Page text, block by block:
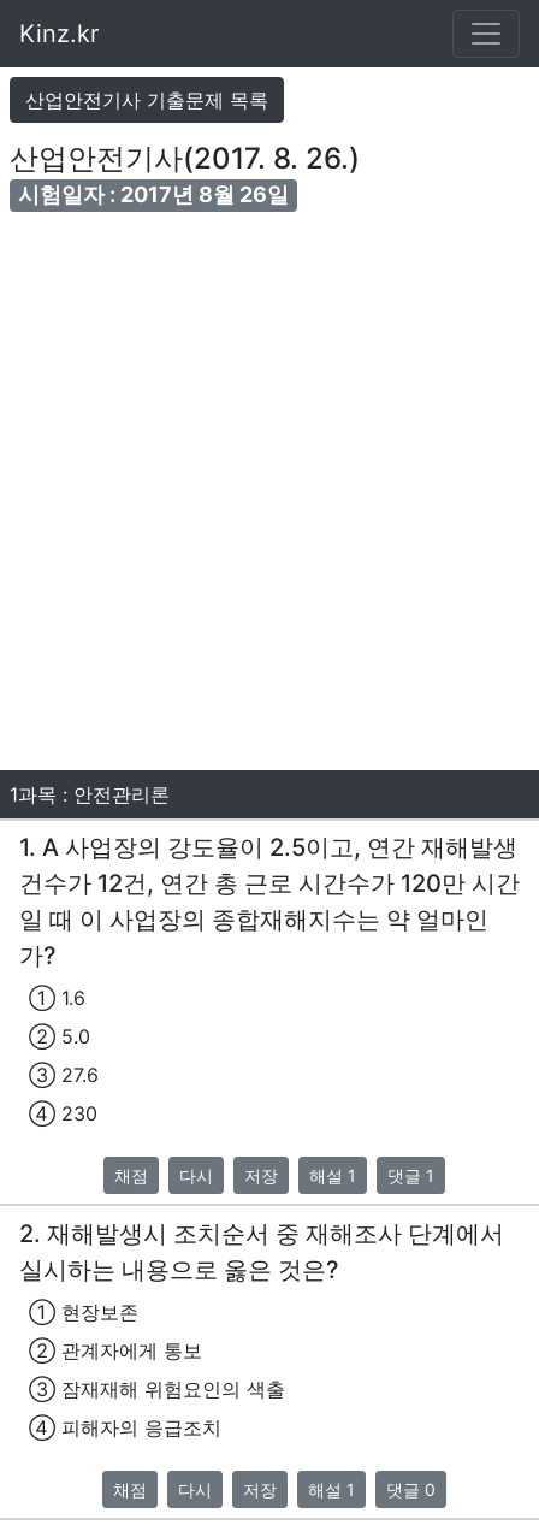
Kinz.kr
산업안전기사 기출문제 목록
산업안전기사(2017. 8. 26.)
시험일자 : 2017년 8월 26일
1과목 : 안전관리론
1. A 사업장의 강도율이 2.5이고, 연간 재해발생
건수가 12건, 연간 총 근로 시간수가 120만 시간
일 때 이 사업장의 종합재해지수는 약 얼마인
가?
① 1.6
② 5.0
③ 27.6
④ 230
채점 다시 저장 해설 1 댓글 1
2. 재해발생시 조치순서 중 재해조사 단계에서
실시하는 내용으로 옳은 것은?
① 현장보존
② 관계자에게 통보
③ 잠재재해 위험요인의 색출
④ 피해자의 응급조치
채점 다시 저장 해설 1 댓글 0